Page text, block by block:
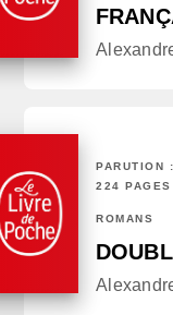
PARUTION
224 PAGES
ROMANS